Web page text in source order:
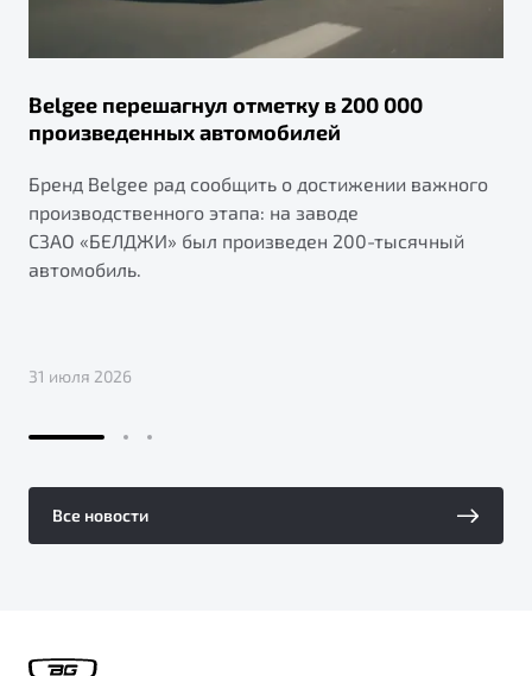
Belgee перешагнул отметку в 200 000
произведенных автомобилей
Бренд Belgee рад сообщить о достижении важного
производственного этапа: на заводе
СЗАО «БЕЛДЖИ» был произведен 200-тысячный
автомобиль.
31 июля 2026
Все новости